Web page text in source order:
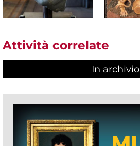
Attività correlate
In archivio